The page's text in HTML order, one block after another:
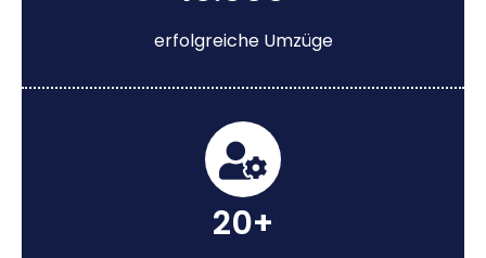
erfolgreiche Umzüge
20+